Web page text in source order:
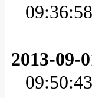
09:36:58
2013-09-
09:50:43